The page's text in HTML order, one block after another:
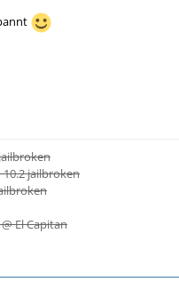
10.2 jailbroken
El Capitan